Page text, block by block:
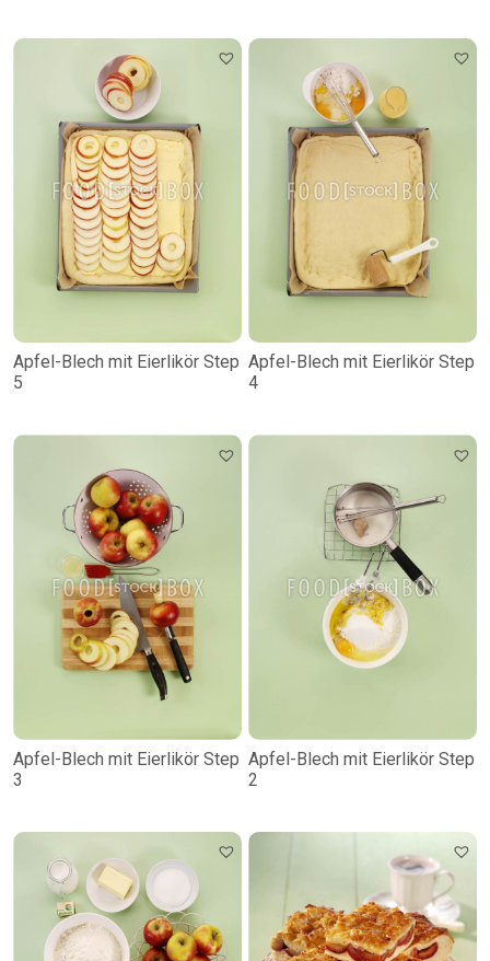
Apfel-Blech mit Eierlikör Step
5
Apfel-Blech mit Eierlikör Step
4
Apfel-Blech mit Eierlikör Step
3
Apfel-Blech mit Eierlikör Step
2